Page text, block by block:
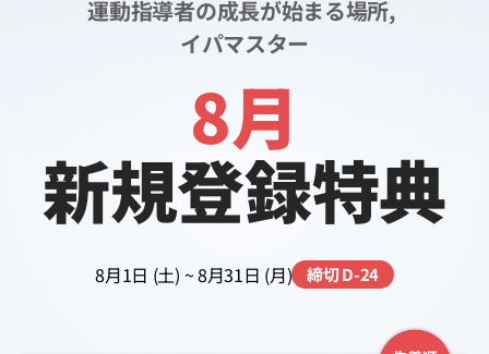
運動指導者の成長が始まる場所,
イパマスター
8月
新規登録特典
8月1日 (土) ~ 8月31日 (月) 締切 D-24